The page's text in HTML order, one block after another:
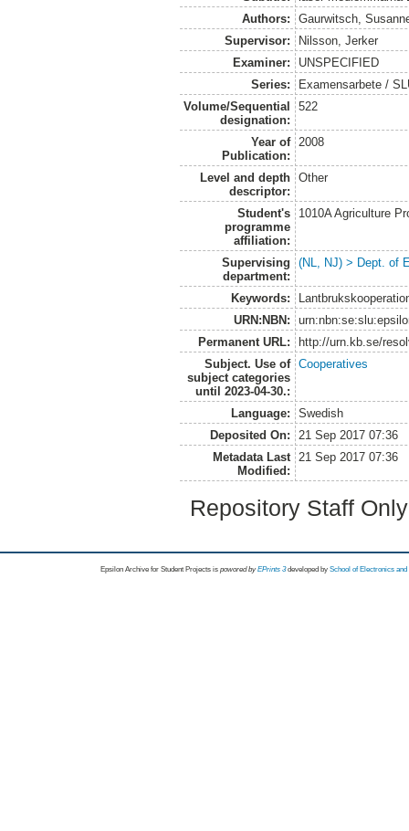
Authors:
Gaurwitsch,
Supervisor:
Nilsson, Jerker
Examiner:
UNSPECIFIED
Series:
Examensarbete /
Volume/Sequential
designation:
522
Year of
Publication:
2008
Level and depth
descriptor:
Other
Student's
programme
affiliation:
1010A Agriculture
Supervising
department:
(NL, NJ) > Dept. of
Keywords:
URN:NBN:
Permanent URL:
http://urn.kb.se/
Subject. Use of
subject categories
until 2023-04-30.:
Cooperatives
Language:
Swedish
Deposited On:
21 Sep 2017 07:36
Metadata Last
Modified:
21 Sep 2017 07:36
Repository Staff
Epsilon Archive for Student Projects is powored byEPrints 3 developed by School of Electronics